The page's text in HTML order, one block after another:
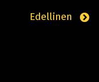
Edellinen